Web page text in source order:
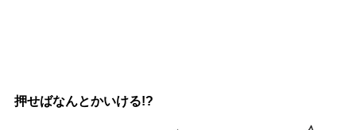
押せばなんとかいける!?